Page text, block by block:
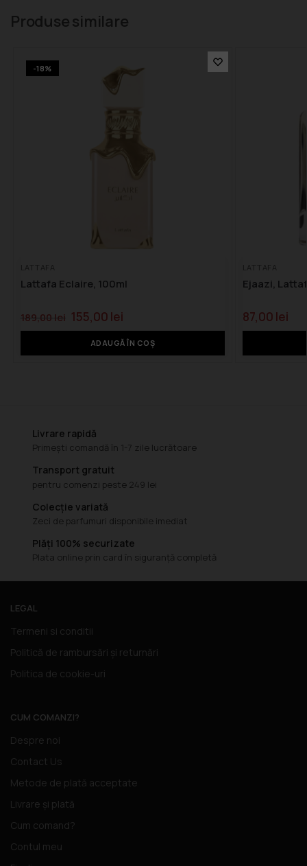
Produse similare
-18%
Lattafa Eclaire, 100ml
189,00 lei 155,00 lei
ADAUGĂ ÎN COȘ
Ejaazi,
87,00 lei
Livrare rapidă
Primești comandă în 1-7 zile lucrătoare
Transport gratuit
pentru comenzi peste 249 lei
Colecție variată
Zeci de parfumuri disponibile imediat
Plăți 100% securizate
Plata online prin card în siguranță completă
LEGAL
Termeni si conditii
Politică de rambursări și returnări
Politica de cookie-uri
CUM COMANZI?
Despre noi
Contact Us
Metode de plată acceptate
Livrare și plată
Cum comand?
Contul meu